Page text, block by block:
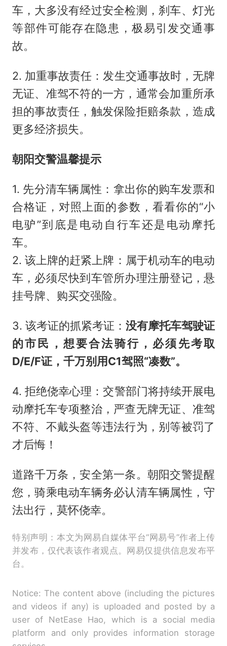
车，大多没有经过安全检测，刹车、灯光
等部件可能存在隐患，极易引发交通事
故。
2. 加重事故责任：发生交通事故时，无牌
无证、准驾不符的一方，通常会加重所承
担的事故责任，触发保险拒赔条款，造成
更多经济损失。
朝阳交警温馨提示
1. 先分清车辆属性：拿出你的购车发票和
合格证，对照上面的参数，看看你的“小
电驴”到底是电动自行车还是电动摩托
车。
2. 该上牌的赶紧上牌：属于机动车的电动
车，必须尽快到车管所办理注册登记，悬
挂号牌、购买交强险。
3. 该考证的抓紧考证：没有摩托车驾驶证
的市民，想要合法骑行，必须先考取
D/E/F证，千万别用C1驾照“凑数”。
4. 拒绝侥幸心理：交警部门将持续开展电
动摩托车专项整治，严查无牌无证、准驾
不符、不戴头盔等违法行为，别等被罚了
才后悔！
道路千万条，安全第一条。朝阳交警提醒
您，骑乘电动车辆务必认清车辆属性，守
法出行，莫怀侥幸。
特别声明：本文为网易自媒体平台“网易号”作者上传
并发布，仅代表该作者观点。网易仅提供信息发布平
台。
Notice: The content above (including the pictures
and videos if any) is uploaded and posted by a
user of NetEase Hao, which is a social media
platform and only provides information storage